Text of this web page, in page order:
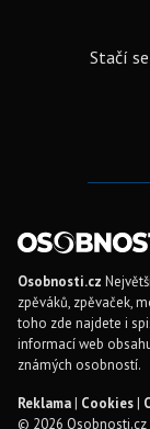
Stačí
Osobnosti.cz
zpěváků, zpěvaček,
toho zde najdete i
informací web
známých osobností.
Reklama| Cookies|
© 2026 Osobnosti.cz